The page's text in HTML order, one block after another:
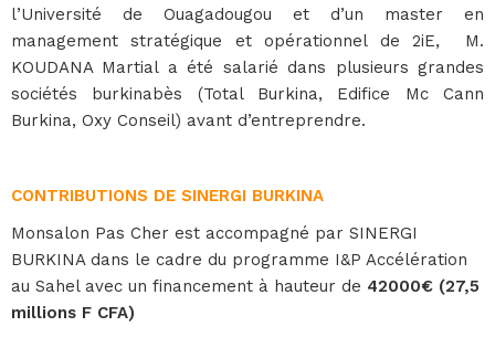
l’Université de Ouagadougou et d’un master en
management stratégique et opérationnel de 2iE, M.
KOUDANA Martial a été salarié dans plusieurs grandes
sociétés burkinabès (Total Burkina, Edifice Mc Cann
Burkina, Oxy Conseil) avant d’entreprendre.
CONTRIBUTIONS DE SINERGI BURKINA
Monsalon Pas Cher est accompagné par SINERGI
BURKINA dans le cadre du programme I&P Accélération
au Sahel avec un financement à hauteur de 42000€ (27,5
millions F CFA)